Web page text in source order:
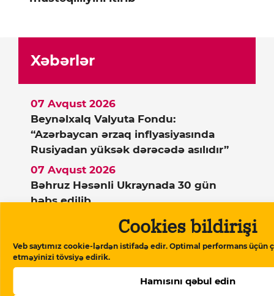
Cookies bildirişi
Veb saytımız cookie-lərdən istifadə edir. Optimal performans üçün
etməyinizi tövsiyə edirik.
Hamısını qəbul edin
Xəbərlər
Beynəlxalq Valyuta Fondu:
“Azərbaycan ərzaq inflyasiyasında
Rusiyadan yüksək dərəcədə asılıdır”
07 Avqust 2026
Bəhruz Həsənli Ukraynada 30 gün
həbs edilib
07 Avqust 2026
Bəhruz Səmədovun səhhəti ağırlaşıb